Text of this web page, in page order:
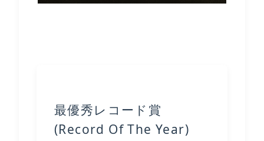
最優秀レコード賞
( Record Of The Year)